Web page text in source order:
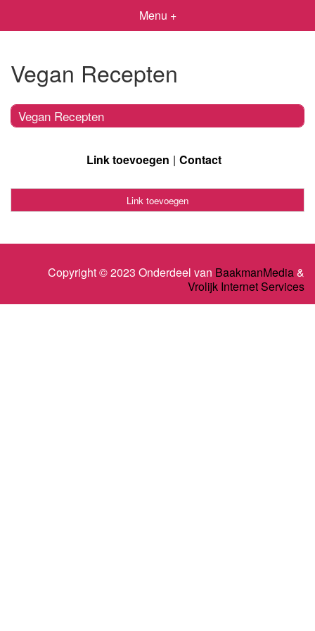
Menu +
Vegan Recepten
Vegan Recepten
Link toevoegen Contact
Link toevoegen
Copyright © 2023 Onderdeel van BaakmanMedia&
Vrolijk Internet Services